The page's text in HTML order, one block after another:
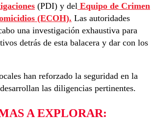
(PDI) y del Equipo de Crimen
(ECOH). Las autoridades
una investigación exhaustiva para
detrás de esta balacera y dar con los
han reforzado la seguridad en la
las diligencias pertinentes.
A EXPLORAR: